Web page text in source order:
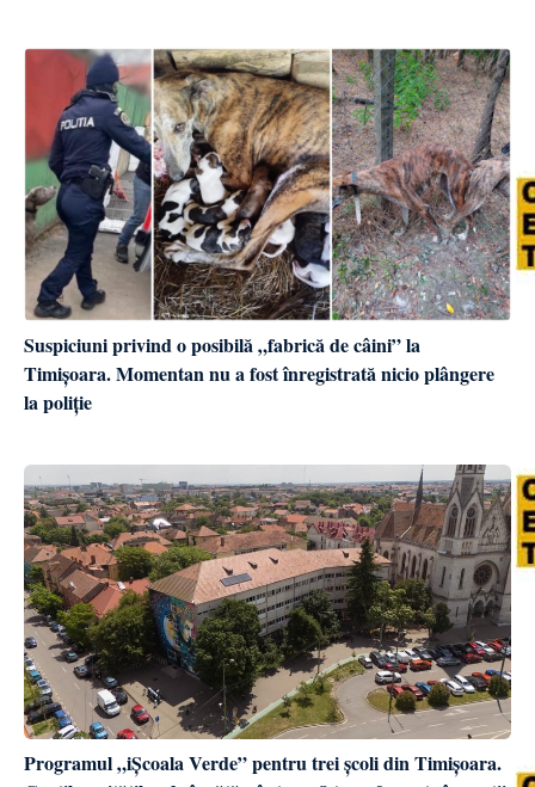
Suspiciuni privind o posibilă „fabrică de câini” la
Timișoara. Momentan nu a fost înregistrată nicio plângere
la poliție
Programul „iȘcoala Verde” pentru trei școli din Timișoara.